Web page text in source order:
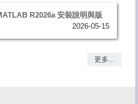
R2026a 安裝說明與版
2026-05-15
更多...